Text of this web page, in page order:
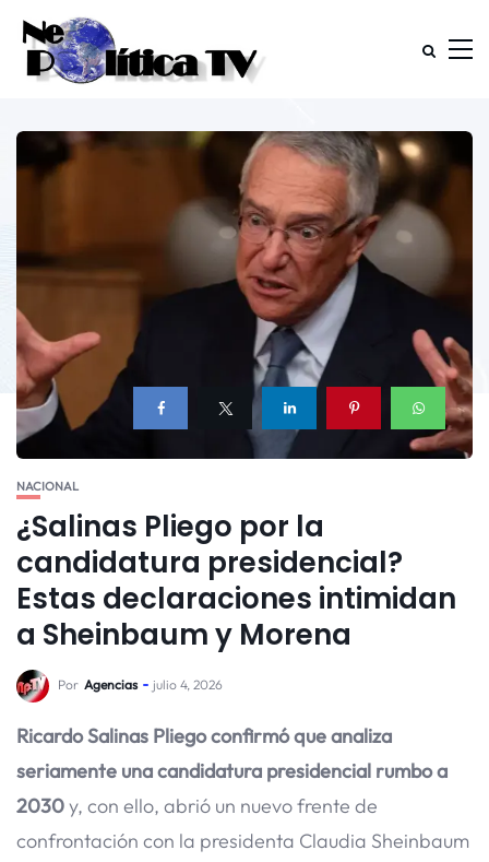
NACIONAL
¿Salinas Pliego por la
candidatura presidencial?
Estas declaraciones intimidan
a Sheinbaum y Morena
Por Agencias julio 4, 2026
Ricardo Salinas Pliego confirmó que analiza
seriamente una candidatura presidencial rumbo a
2030y, con ello, abrió un nuevo frente de
confrontación con la presidenta Claudia Sheinbaum